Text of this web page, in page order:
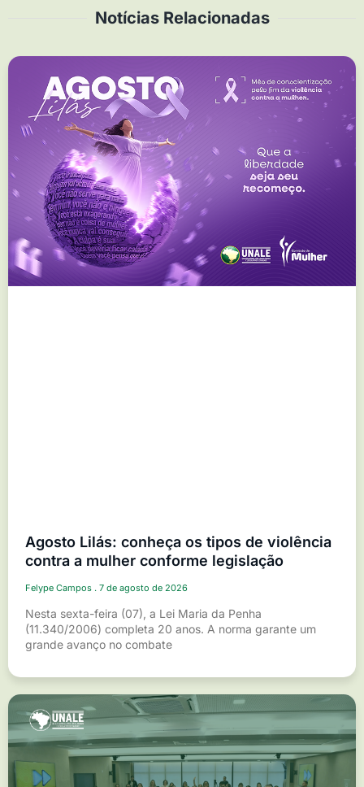
Notícias Relacionadas
Agosto Lilás: conheça os tipos de violência
contra a mulher conforme legislação
Felype Campos 7 de agosto de 2026
Nesta sexta-feira (07), a Lei Maria da Penha
(11.340/2006) completa 20 anos. A norma garante um
grande avanço no combate